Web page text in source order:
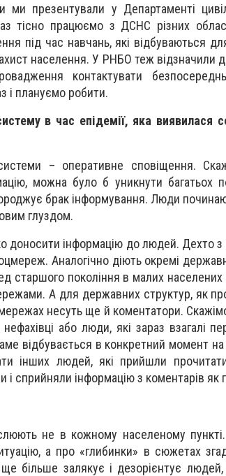
ми презентували у Департаменті
тісно працюємо з ДСНС різних
під час навчань, які відбуваються
населення. У РНБО теж відзначили
контактувати
і плануємо робити.
в час епідемії, яка виявилася
– оперативне сповіщення.
можна було б уникнути багатьох
брак інформування. Люди
глуздом.
доносити інформацію до людей. Дехто з
Аналогічно діють окремі
старшого покоління в малих населених
А для державних структур, як
несуть ще й коментатори.
або люди, які зараз взагалі
відбувається в конкретний момент на
інших людей, які прийшли
і сприйняли інформацію з коментарів
не в кожному населеному пункті.
а про «глибинки» в сюжетах
більше залякує і дезорієнтує